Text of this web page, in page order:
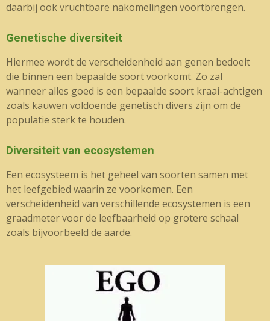
daarbij ook vruchtbare nakomelingen voortbrengen.
Genetische diversiteit
Hiermee wordt de verscheidenheid aan genen bedoelt
die binnen een bepaalde soort voorkomt. Zo zal
wanneer alles goed is een bepaalde soort kraai-achtigen
zoals kauwen voldoende genetisch divers zijn om de
populatie sterk te houden.
Diversiteit van ecosystemen
Een ecosysteem is het geheel van soorten samen met
het leefgebied waarin ze voorkomen. Een
verscheidenheid van verschillende ecosystemen is een
graadmeter voor de leefbaarheid op grotere schaal
zoals bijvoorbeeld de aarde.